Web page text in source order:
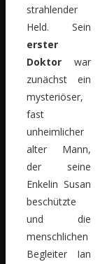
strahlender
Held. Sein
erster
Doktor war
zunächst ein
mysteriöser,
fast
unheimlicher
alter Mann,
der seine
Enkelin Susan
beschützte
und die
menschlichen
Begleiter Ian